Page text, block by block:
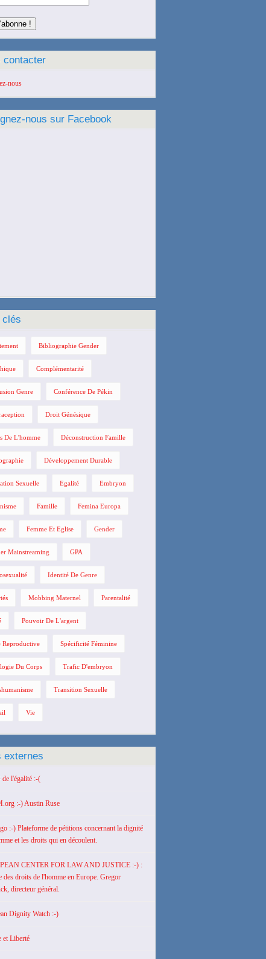
contacter
nous
nous sur Facebook
clés
Bibliographie Gender
Complémentarité
Genre Conférence De Pékin
Droit Génésique
De L'homme Déconstruction Famille
Développement Durable
Sexuelle Egalité Embryon
Famille Femina Europa
Femme Et Eglise Gender
Mainstreaming GPA
Identité De Genre
Mobbing Maternel Parentalité
Pouvoir De L'argent
Reproductive Spécificité Féminine
Du Corps Trafic D'embryon
Transition Sexuelle
Vie
externes
l'égalité :-(
:-) Austin Ruse
:-) Plateforme de pétitions concernant la dignité
et les droits qui en découlent.
CENTER FOR LAW AND JUSTICE :-) :
des droits de l'homme en Europe. Gregor
directeur général.
Dignity Watch :-)
et Liberté